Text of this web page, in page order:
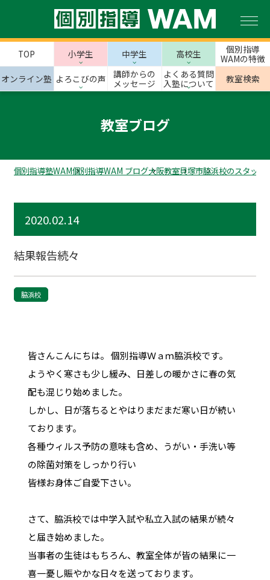
TOP 小学生 中学生 高校生
個別指導
WAMの特徴
オンライン塾 よろこびの声
講師からの
メッセージ
よくある質問
入塾について
教室検索
教室ブログ
個別指導塾WAM個別指導WAM ブログ大阪教室貝塚市脇浜校のスタッフ
2020.02.14
結果報告続々
脇浜校
皆さんこんにちは。 個別指導Ｗａｍ脇浜校です。
ようやく寒さも少し緩み、日差しの暖かさに春の気
配も混じり始めました。
しかし、日が落ちるとやはりまだまだ寒い日が続い
ております。
各種ウィルス予防の意味も含め、うがい・手洗い等
の除菌対策をしっかり行い
皆様お身体ご自愛下さい。
さて、脇浜校では中学入試や私立入試の結果が続々
と届き始めました。
当事者の生徒はもちろん、教室全体が皆の結果に一
喜一憂し賑やかな日々を送っております。